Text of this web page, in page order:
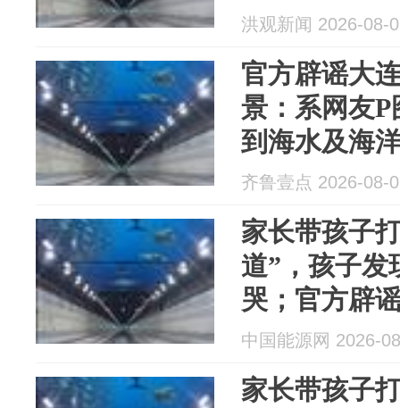
图，隧道内
洪观新闻 2026-08-
官方辟谣大
景：系网友
到海水及海
齐鲁壹点 2026-08-
家长带孩子
道”，孩子发
哭；官方辟
图，隧道内
中国能源网 2026-
家长带孩子